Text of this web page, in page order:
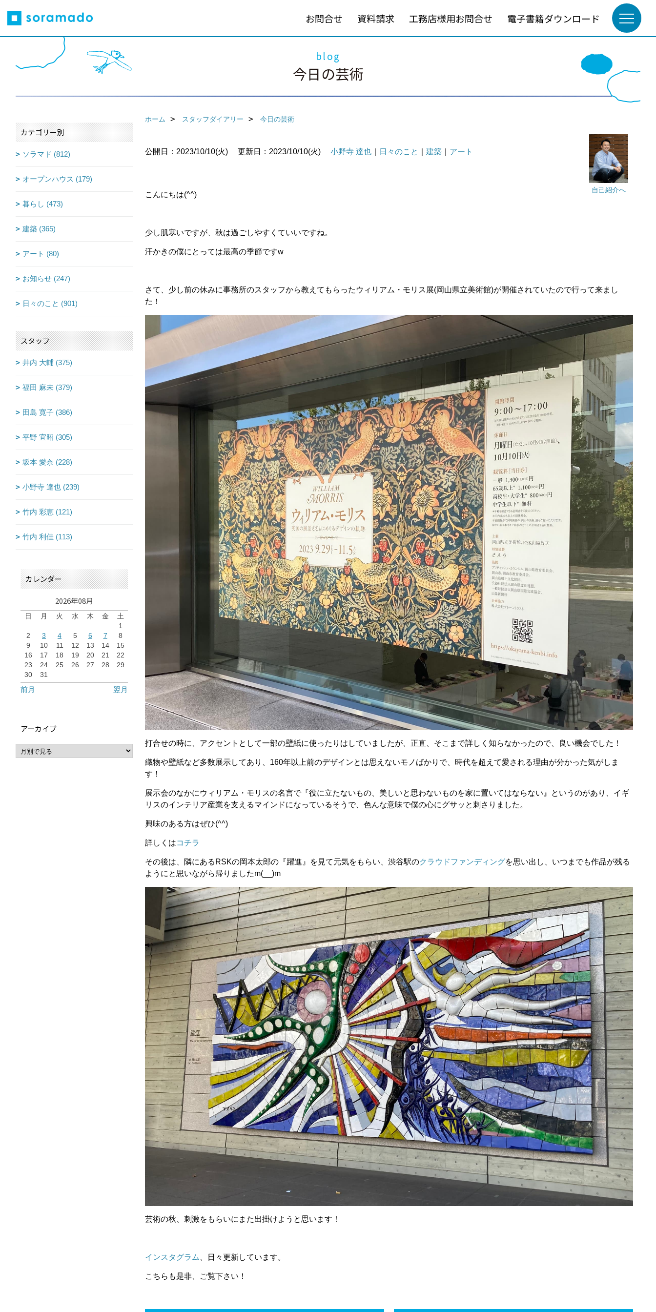
お問合せ 資料請求 工務店様用お問合せ 電子書籍ダウンロード
blog
今日の芸術
ホーム スタッフダイアリー 今日の芸術
自己紹介へ
公開日：2023/10/10(火) 更新日：2023/10/10(火) 小野寺 達也 日々のこと 建築 アート
こんにちは(^^)
少し肌寒いですが、秋は過ごしやすくていいですね。
汗かきの僕にとっては最高の季節ですw
さて、少し前の休みに事務所のスタッフから教えてもらったウィリアム・モリス展(岡山県立美術館)が開催されていたので行って来まし
た！
打合せの時に、アクセントとして一部の壁紙に使ったりはしていましたが、正直、そこまで詳しく知らなかったので、良い機会でした！
織物や壁紙など多数展示してあり、160年以上前のデザインとは思えないモノばかりで、時代を超えて愛される理由が分かった気がしま
す！
展示会のなかにウィリアム・モリスの名言で『役に立たないもの、美しいと思わないものを家に置いてはならない』というのがあり、イギ
リスのインテリア産業を支えるマインドになっているそうで、色んな意味で僕の心にグサッと刺さりました。
興味のある方はぜひ(^^)
詳しくはコチラ
その後は、隣にあるRSKの岡本太郎の『躍進』を見て元気をもらい、渋谷駅のクラウドファンディングを思い出し、いつまでも作品が残る
ようにと思いながら帰りましたm(__)m
芸術の秋、刺激をもらいにまた出掛けようと思います！
インスタグラム 、日々更新しています。
こちらも是非、ご覧下さい！
カテゴリー別
ソラマド (812)
オープンハウス (179)
暮らし (473)
建築 (365)
アート (80)
お知らせ (247)
日々のこと (901)
スタッフ
井内 大輔 (375)
福田 麻未 (379)
田島 寛子 (386)
平野 宜昭 (305)
坂本 愛奈 (228)
小野寺 達也 (239)
竹内 彩恵 (121)
竹内 利佳 (113)
カレンダー
2026年08月
日 月 火 水 木 金
土
1
2
3 4 5 6 7
8
9
10 11 12 13 14
15
16
17 18 19 20 21
22
23
24 25 26 27 28
29
30
31
前月 翌月
アーカイブ